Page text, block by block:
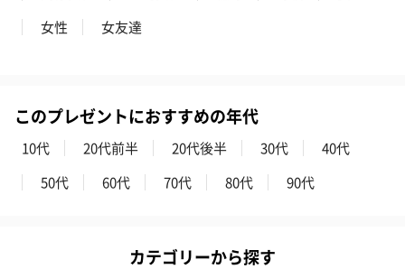
ハンドクリーム3本セッ
ト【ありがとう】
シャワージェル＆ハン
ドクリーム（ピンクグ
（2,145円）
ドクリーム（
女性
女友達
このプレゼントにおすすめの年代
10代 20代前半 20代後半 30代
40代
50代
60代 70代 80代 90代
カテゴリーから探す